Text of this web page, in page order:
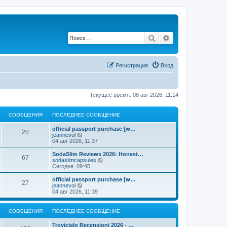
Поиск
Вход
Регистрация
Текущее время: 08 авг 2026, 11:14
СООБЩЕНИЯ ПОСЛЕДНЕЕ СООБЩЕНИЕ
20
official passport purchase [w…
jeannevol
е
р
е
й
т
п
о
с
л
д
н
е
04 авг 2026, 11:37
67
SodaSlim Reviews 2026: Honest…
sodaslimcapsules
р
е
к
п
о
с
Сегодня, 09:45
27
official passport purchase [w…
jeannevol
е
р
е
й
04 авг 2026, 11:39
СООБЩЕНИЯ ПОСЛЕДНЕЕ СООБЩЕНИЕ
Trovicielo Recensioni 2026 - …